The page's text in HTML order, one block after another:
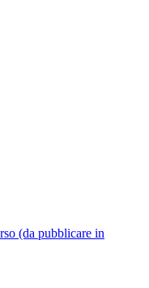
(da pubblicare in